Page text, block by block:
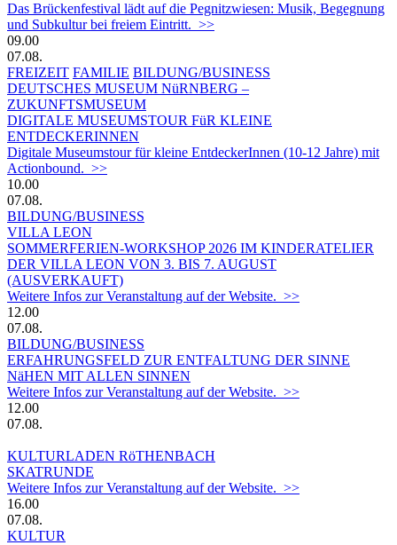
Das Brückenfestival lädt auf die Pegnitzwiesen: Musik, Begegnung
und Subkultur bei freiem Eintritt. >>
09.00
07.08.
FREIZEIT FAMILIE BILDUNG/BUSINESS
DEUTSCHES MUSEUM NüRNBERG –
ZUKUNFTSMUSEUM
DIGITALE MUSEUMSTOUR FüR KLEINE
ENTDECKERINNEN
Digitale Museumstour für kleine EntdeckerInnen (10-12 Jahre) mit
Actionbound. >>
10.00
07.08.
BILDUNG/BUSINESS
VILLA LEON
SOMMERFERIEN-WORKSHOP 2026 IM KINDERATELIER
DER VILLA LEON VON 3. BIS 7. AUGUST
(AUSVERKAUFT)
Weitere Infos zur Veranstaltung auf der Website. >>
12.00
07.08.
BILDUNG/BUSINESS
ERFAHRUNGSFELD ZUR ENTFALTUNG DER SINNE
NäHEN MIT ALLEN SINNEN
Weitere Infos zur Veranstaltung auf der Website. >>
12.00
07.08.
KULTURLADEN RöTHENBACH
SKATRUNDE
Weitere Infos zur Veranstaltung auf der Website. >>
16.00
07.08.
KULTUR